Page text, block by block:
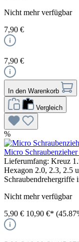
Nicht mehr verfügbar
7,90 €
7,90 €
In den Warenkorb
Vergleich
%
Micro Schraubenzieher
Lieferumfang: Kreuz
Hexagon 2.0, 2.3, 2.5
Schraubendrehergriffe
Nicht mehr verfügbar
5,90 € 10,90 €*